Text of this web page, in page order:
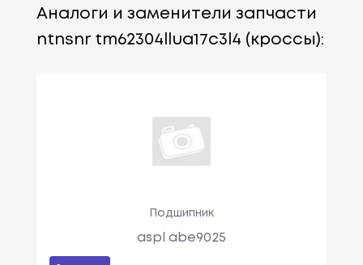
Аналоги и заменители запчасти
ntnsnr tm62304llua17c3l4 (кроссы):
Подшипник
aspl abe9025